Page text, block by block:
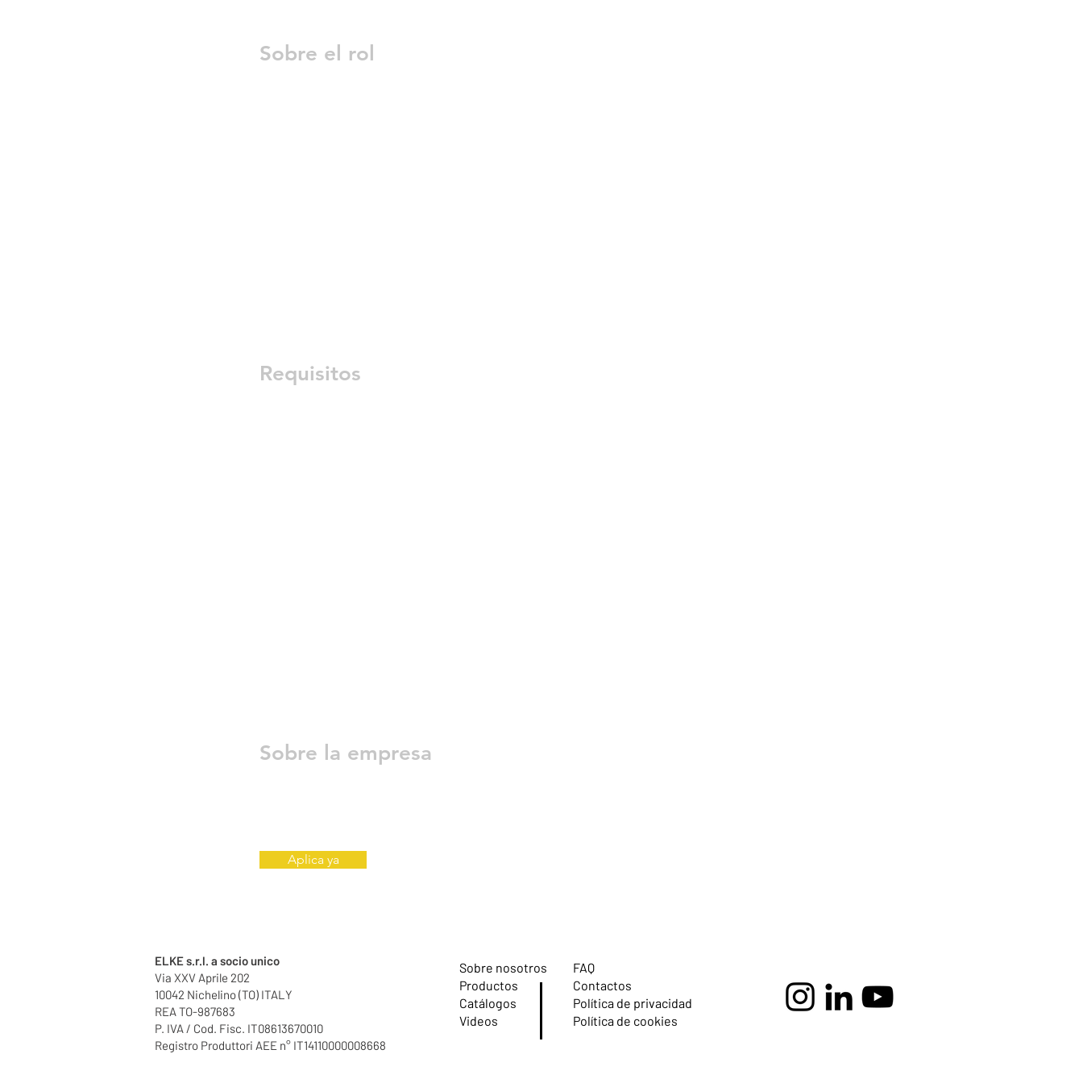
Sobre el rol
Requisitos
Sobre la empresa
Aplica ya
ELKE s.r.l. a socio unico
Via XXV Aprile 202
10042 Nichelino (TO) ITALY
REA TO-987683
P. IVA / Cod. Fisc. IT08613670010
Registro Produttori AEE n° IT14110000008668
Sobre nosotros
Productos
Catálogos
Videos
FAQ
Contactos
Política de privacidad
Política de cookies